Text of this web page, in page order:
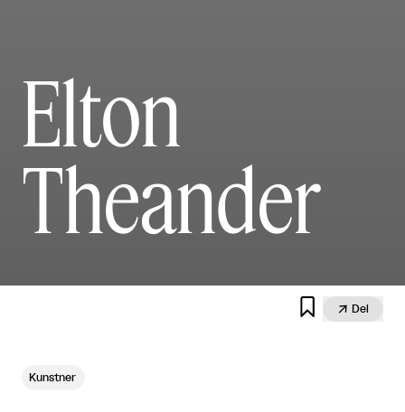
Elton
Theander
  Del
Kunstner